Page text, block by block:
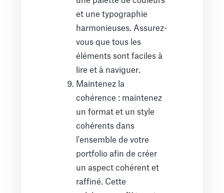
et une typographie
harmonieuses. Assurez-
vous que tous les
éléments sont faciles à
lire et à naviguer.
Maintenez la
cohérence : maintenez
un format et un style
cohérents dans
l'ensemble de votre
portfolio afin de créer
un aspect cohérent et
raffiné. Cette